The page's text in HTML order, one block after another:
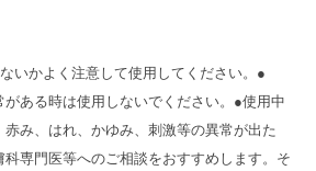
いかよく注意して使用してください。●
ある時は使用しないでください。●使用中
み、はれ、かゆみ、刺激等の異常が出た
専門医等へのご相談をおすすめします。そ